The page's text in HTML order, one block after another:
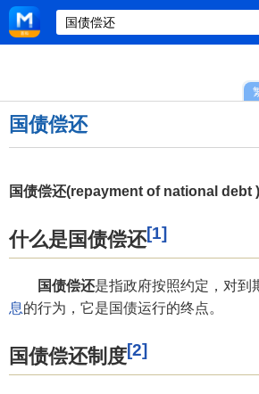
国债偿还
国债偿还(repayment of national debt )
什么是国债偿还[1]
国债偿还是指政府按照约定，对到
息的行为，它是国债运行的终点。
国债偿还制度[2]